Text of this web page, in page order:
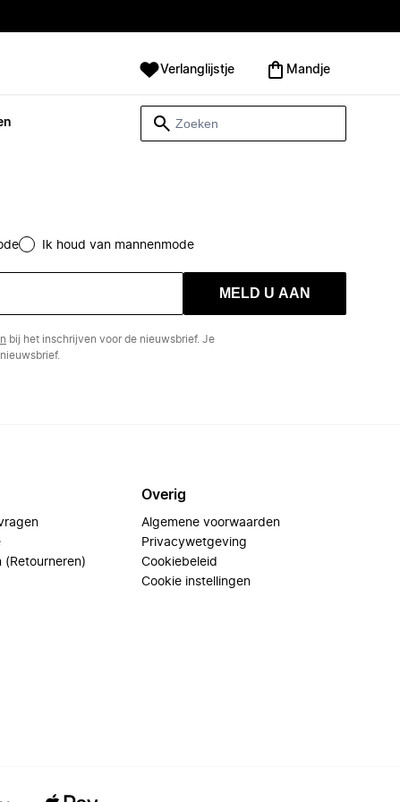
Verlanglijstje Mandje
Ik houd van mannenmode
MELD U AAN
bij het inschrijven voor de nieuwsbrief. Je
(Retourneren)
Overig
Algemene voorwaarden
Privacywetgeving
Cookiebeleid
Cookie instellingen